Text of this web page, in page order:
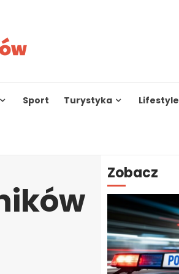
Sport Turystyka Lifestyle
Zobacz